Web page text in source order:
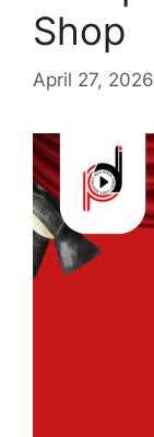
Shop
April 27, 2026